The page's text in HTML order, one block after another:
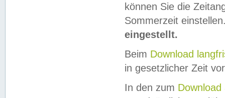
können Sie die
Sommerzeit
eingestellt.
Beim Download
in gesetzlicher Zeit
In den zum Download